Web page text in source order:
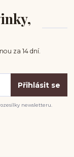
za 14 dní.
Přihlásit se
newsletteru.